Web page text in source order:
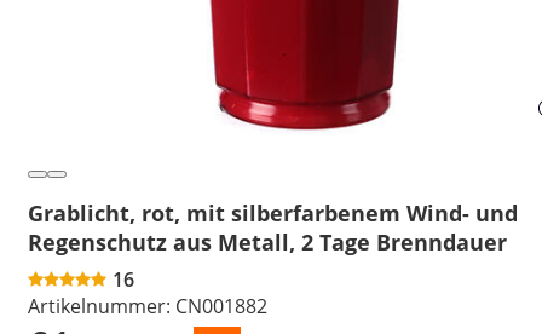
Grablicht, rot, mit silberfarbenem Wind- und
Regenschutz aus Metall, 2 Tage Brenndauer
16
Artikelnummer: CN001882